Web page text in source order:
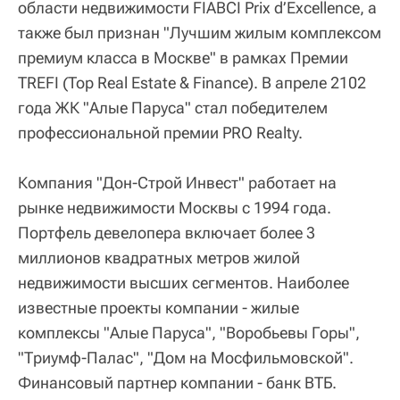
области недвижимости FIABCI Prix d’Excellence, а
также был признан "Лучшим жилым комплексом
премиум класса в Москве" в рамках Премии
TREFI (Top Real Estate & Finance). В апреле 2102
года ЖК "Алые Паруса" стал победителем
профессиональной премии PRO Realty.
Компания "Дон-Строй Инвест" работает на
рынке недвижимости Москвы с 1994 года.
Портфель девелопера включает более 3
миллионов квадратных метров жилой
недвижимости высших сегментов. Наиболее
известные проекты компании - жилые
комплексы "Алые Паруса", "Воробьевы Горы",
"Триумф-Палас", "Дом на Мосфильмовской".
Финансовый партнер компании - банк ВТБ.